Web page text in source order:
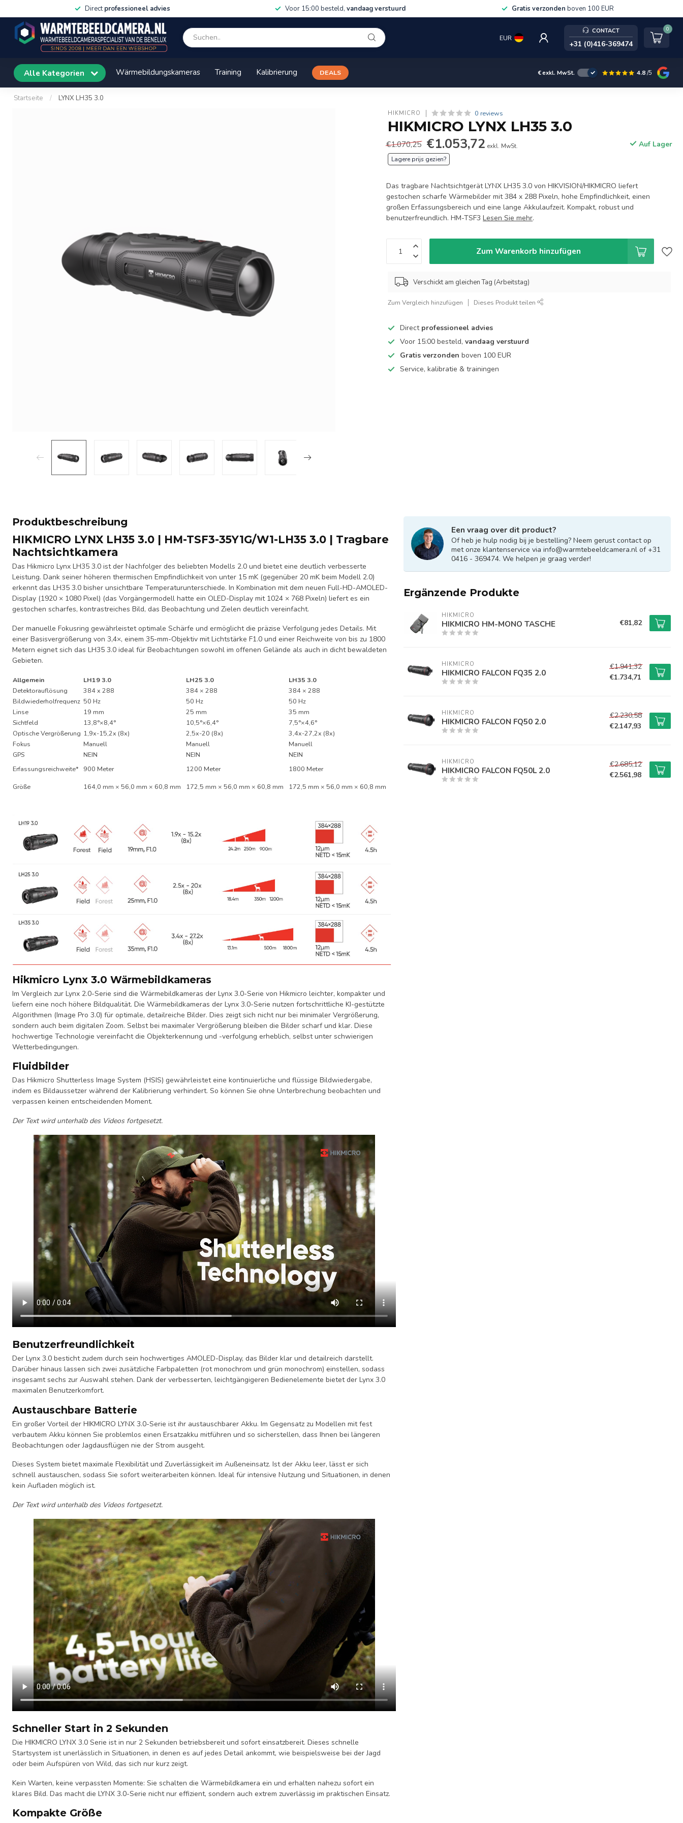
Voor 15:00 besteld,vandaag verstuurd Gratis verzondenboven 100 EUR Service, kalibratie & trainingen
EUR
CONTACT
+31 (0)416-369474
0
Alle Kategorien Wärmebildungskameras Training Kalibrierung DEALS €exkl. MwSt. 4.8/5
Startseite / LYNX LH35 3.0
HIKMICRO 0 reviews
HIKMICRO LYNX LH35 3.0
€1.070,25 €1.053,72 exkl. MwSt. Auf Lager
Lagere prijs gezien?
Das tragbare Nachtsichtgerät LYNX LH35 3.0 von HIKVISION/HIKMICRO liefert
gestochen scharfe Wärmebilder mit 384 x 288 Pixeln, hohe Empfindlichkeit, einen
großen Erfassungsbereich und eine lange Akkulaufzeit. Kompakt, robust und
benutzerfreundlich. HM-TSF3Lesen Sie mehr.
Zum Warenkorb hinzufügen
Verschickt am gleichen Tag (Arbeitstag)
Zum Vergleich hinzufügen Dieses Produkt teilen
Direct professioneel advies
Voor 15:00 besteld,vandaag verstuurd
Gratis verzonden boven 100 EUR
Service, kalibratie & trainingen
Produktbeschreibung
HIKMICRO LYNX LH35 3.0 | HM-TSF3-35Y1G/W1-LH35 3.0 | Tragbare
Nachtsichtkamera
Das Hikmicro Lynx LH35 3.0 ist der Nachfolger des beliebten Modells 2.0 und bietet eine deutlich verbesserte
Leistung. Dank seiner höheren thermischen Empfindlichkeit von unter 15 mK (gegenüber 20 mK beim Modell 2.0)
erkennt das LH35 3.0 bisher unsichtbare Temperaturunterschiede. In Kombination mit dem neuen Full-HD-AMOLED-
Display (1920 × 1080 Pixel) (das Vorgängermodell hatte ein OLED-Display mit 1024 × 768 Pixeln) liefert es ein
gestochen scharfes, kontrastreiches Bild, das Beobachtung und Zielen deutlich vereinfacht.
Der manuelle Fokusring gewährleistet optimale Schärfe und ermöglicht die präzise Verfolgung jedes Details. Mit
einer Basisvergrößerung von 3,4×, einem 35-mm-Objektiv mit Lichtstärke F1.0 und einer Reichweite von bis zu 1800
Metern eignet sich das LH35 3.0 ideal für Beobachtungen sowohl im offenen Gelände als auch in dicht bewaldeten
Gebieten.
Allgemein LH19 3.0 LH25 3.0
LH35 3.0
Detektorauflösung
384 x 288 384 × 288
384 × 288
Bildwiederholfrequenz 50 Hz 50 Hz
50 Hz
Linse
19 mm 25 mm
35 mm
Sichtfeld
13,8°×8,4° 10,5°×6,4°
7,5°×4,6°
Optische Vergrößerung 1,9x-15,2x (8x) 2,5x-20 (8x)
3,4x-27,2x (8x)
Fokus
Manuell Manuell
Manuell
GPS
NEIN NEIN
NEIN
Erfassungsreichweite*
900 Meter 1200 Meter 1800 Meter
Größe 164,0 mm × 56,0 mm × 60,8 mm 172,5 mm × 56,0 mm × 60,8 mm 172,5 mm × 56,0 mm × 60,8 mm
Hikmicro Lynx 3.0 Wärmebildkameras
Im Vergleich zur Lynx 2.0-Serie sind die Wärmebildkameras der Lynx 3.0-Serie von Hikmicro leichter, kompakter und
liefern eine noch höhere Bildqualität. Die Wärmebildkameras der Lynx 3.0-Serie nutzen fortschrittliche KI-gestützte
Algorithmen (Image Pro 3.0) für optimale, detailreiche Bilder. Dies zeigt sich nicht nur bei minimaler Vergrößerung,
sondern auch beim digitalen Zoom. Selbst bei maximaler Vergrößerung bleiben die Bilder scharf und klar. Diese
hochwertige Technologie vereinfacht die Objekterkennung und -verfolgung erheblich, selbst unter schwierigen
Wetterbedingungen.
Fluidbilder
Das Hikmicro Shutterless Image System (HSIS) gewährleistet eine kontinuierliche und flüssige Bildwiedergabe,
indem es Bildaussetzer während der Kalibrierung verhindert. So können Sie ohne Unterbrechung beobachten und
verpassen keinen entscheidenden Moment.
Der Text wird unterhalb des Videos fortgesetzt.
Benutzerfreundlichkeit
Der Lynx 3.0 besticht zudem durch sein hochwertiges AMOLED-Display, das Bilder klar und detailreich darstellt.
Darüber hinaus lassen sich zwei zusätzliche Farbpaletten (rot monochrom und grün monochrom) einstellen, sodass
insgesamt sechs zur Auswahl stehen. Dank der verbesserten, leichtgängigeren Bedienelemente bietet der Lynx 3.0
maximalen Benutzerkomfort.
Austauschbare Batterie
Ein großer Vorteil der HIKMICRO LYNX 3.0-Serie ist ihr austauschbarer Akku. Im Gegensatz zu Modellen mit fest
verbautem Akku können Sie problemlos einen Ersatzakku mitführen und so sicherstellen, dass Ihnen bei längeren
Beobachtungen oder Jagdausflügen nie der Strom ausgeht.
Dieses System bietet maximale Flexibilität und Zuverlässigkeit im Außeneinsatz. Ist der Akku leer, lässt er sich
schnell austauschen, sodass Sie sofort weiterarbeiten können. Ideal für intensive Nutzung und Situationen, in denen
kein Aufladen möglich ist.
Der Text wird unterhalb des Videos fortgesetzt.
Schneller Start in 2 Sekunden
Die HIKMICRO LYNX 3.0 Serie ist in nur 2 Sekunden betriebsbereit und sofort einsatzbereit. Dieses schnelle
Startsystem ist unerlässlich in Situationen, in denen es auf jedes Detail ankommt, wie beispielsweise bei der Jagd
oder beim Aufspüren von Wild, das sich nur kurz zeigt.
Kein Warten, keine verpassten Momente: Sie schalten die Wärmebildkamera ein und erhalten nahezu sofort ein
klares Bild. Das macht die LYNX 3.0-Serie nicht nur effizient, sondern auch extrem zuverlässig im praktischen Einsatz.
Kompakte Größe
Een vraag over dit product?
Of heb je hulp nodig bij je bestelling? Neem gerust contact op
met onze klantenservice via info@warmtebeeldcamera.nl of +31
0416 - 369474. We helpen je graag verder!
Ergänzende Produkte
HIKMICRO
HIKMICRO HM-MONO TASCHE €81,82
HIKMICRO
HIKMICRO FALCON FQ35 2.0
€1.941,32
€1.734,71
HIKMICRO
HIKMICRO FALCON FQ50 2.0
€2.230,58
€2.147,93
HIKMICRO
HIKMICRO FALCON FQ50L 2.0
€2.685,12
€2.561,98